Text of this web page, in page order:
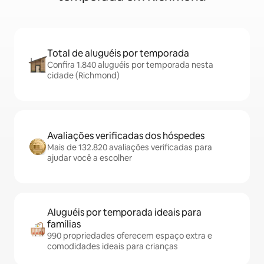
Total de aluguéis por temporada
Confira 1.840 aluguéis por temporada nesta
cidade (Richmond)
Avaliações verificadas dos hóspedes
Mais de 132.820 avaliações verificadas para
ajudar você a escolher
Aluguéis por temporada ideais para
famílias
990 propriedades oferecem espaço extra e
comodidades ideais para crianças